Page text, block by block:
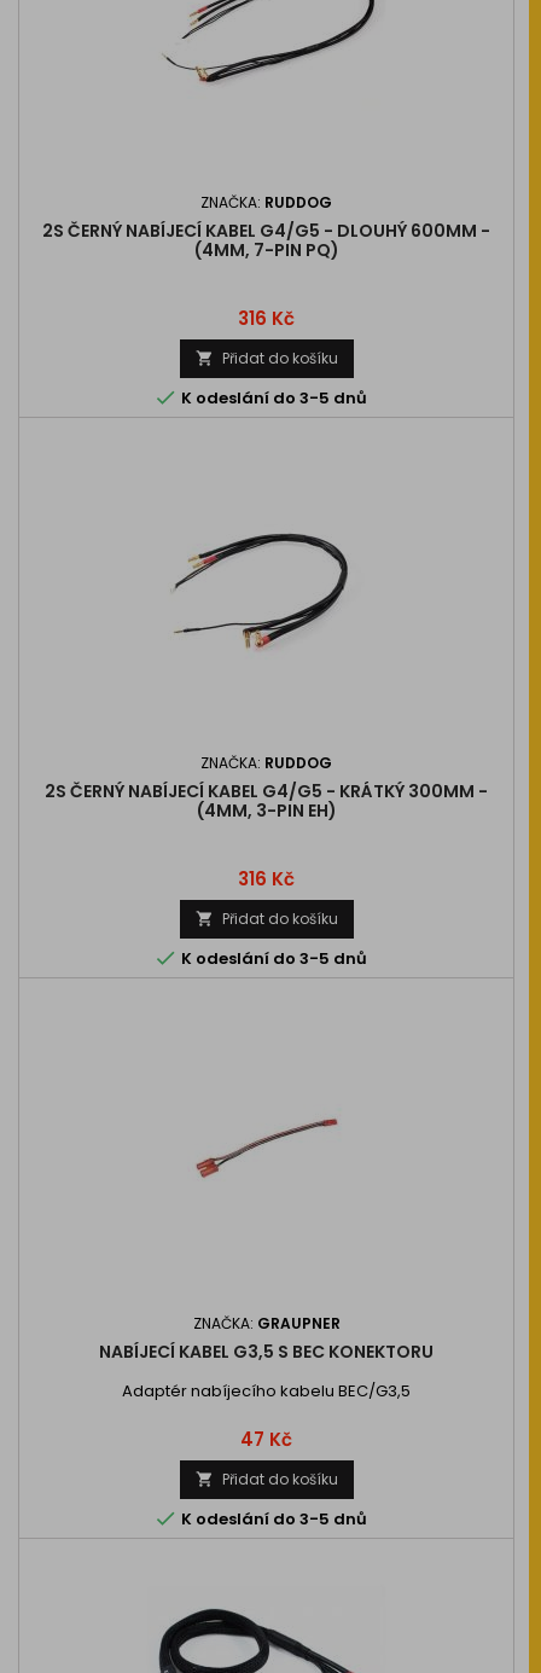
ZNAČKA: RUDDOG
2S ČERNÝ NABÍJECÍ KABEL G4/G5 - DLOUHÝ 600MM -
(4MM, 7-PIN PQ)
Cena
316 Kč
 Přidat do košíku
 K odeslání do 3-5 dnů
ZNAČKA: RUDDOG
2S ČERNÝ NABÍJECÍ KABEL G4/G5 - KRÁTKÝ 300MM -
(4MM, 3-PIN EH)
Cena
316 Kč
 Přidat do košíku
 K odeslání do 3-5 dnů
ZNAČKA: GRAUPNER
NABÍJECÍ KABEL G3,5 S BEC KONEKTORU
Adaptér nabíjecího kabelu BEC/G3,5
Cena
47 Kč
 Přidat do košíku
 K odeslání do 3-5 dnů